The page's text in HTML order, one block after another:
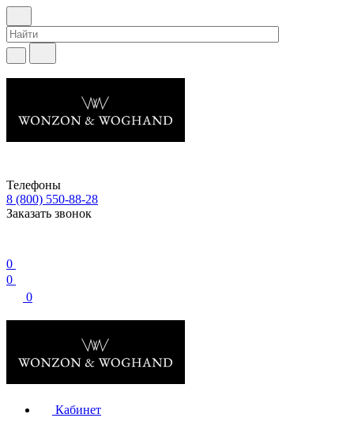
Телефоны
8 (800) 550-88-28
Заказать звонок
0
0
0
Кабинет